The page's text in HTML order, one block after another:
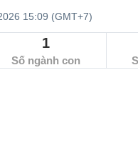
15:09 (GMT+7)
1
Số ngành con